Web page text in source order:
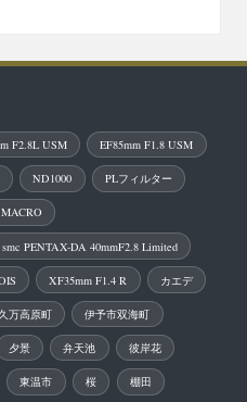
F2.8L USM EF85mm F1.8 USM
ND1000 PLフィルター
smc PENTAX-DA 40mmF2.8 Limited
XF35mm F1.4 R カエデ
万高原町 伊予市双海町
夕景 弁天池 彼岸花
東温市 桜 棚田